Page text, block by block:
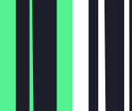
5,90 €